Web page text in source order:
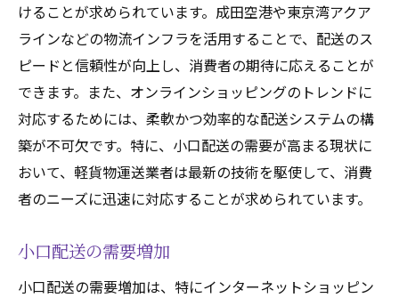
けることが求められています。成田空港や東京湾アクア
ラインなどの物流インフラを活用することで、配送のス
ピードと信頼性が向上し、消費者の期待に応えることが
できます。また、オンラインショッピングのトレンドに
対応するためには、柔軟かつ効率的な配送システムの構
築が不可欠です。特に、小口配送の需要が高まる現状に
おいて、軽貨物運送業者は最新の技術を駆使して、消費
者のニーズに迅速に対応することが求められています。
小口配送の需要増加
小口配送の需要増加は、特にインターネットショッピン